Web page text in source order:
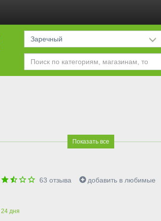
Заречный
Показать все
63 отзыва добавить в любимые
24дня